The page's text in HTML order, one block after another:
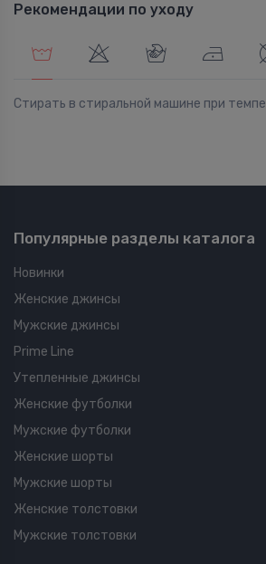
Рекомендации по уходу
Стирать в стиральной машине при
Популярные разделы каталога
Новинки
Женские джинсы
Мужские джинсы
Prime Line
Утепленные джинсы
Женские футболки
Мужские футболки
Женские шорты
Мужские шорты
Женские толстовки
Мужские толстовки